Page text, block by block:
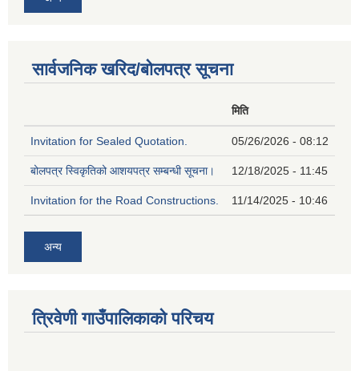
सार्वजनिक खरिद/बोलपत्र सूचना
मिति
Invitation for Sealed Quotation. 05/26/2026 - 08:12
बोलपत्र स्विकृतिको आशयपत्र सम्बन्धी सूचना। 12/18/2025 - 11:45
Invitation for the Road Constructions. 11/14/2025 - 10:46
अन्य
त्रिवेणी गाउँपालिकाको परिचय